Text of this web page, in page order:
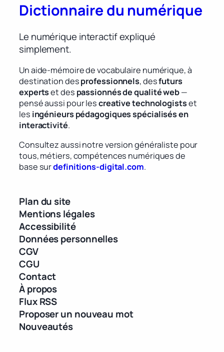
Dictionnaire du numérique
Le numérique interactif expliqué
simplement.
Un aide-mémoire de vocabulaire numérique, à
destination desprofessionnels, desfuturs
expertset des passionnés de qualité web—
pensé aussi pour lescreative technologistset
les ingénieurs pédagogiques spécialisés en
interactivité.
Consultez aussi notre version généraliste pour
tous, métiers, compétences numériques de
base surdefinitions-digital.com.
Plan du site
Mentions légales
Accessibilité
Données personnelles
CGV
CGU
Contact
À propos
Flux RSS
Proposer un nouveau mot
Nouveautés